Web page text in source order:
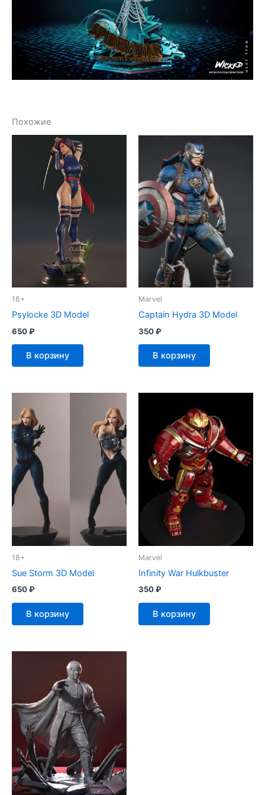
Похожие
18+
Psylocke 3D Model
650₽
В корзину
Marvel
Captain Hydra 3D Model
350₽
В корзину
18+
Sue Storm 3D Model
650₽
В корзину
Marvel
Infinity War Hulkbuster
350₽
В корзину